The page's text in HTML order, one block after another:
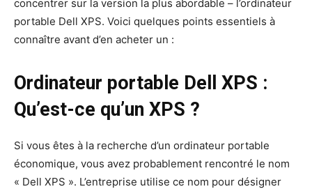
concentrer sur la version la plus abordable – l’ordinateur
portable Dell XPS. Voici quelques points essentiels à
connaître avant d’en acheter un :
Ordinateur portable Dell XPS :
Qu’est-ce qu’un XPS ?
Si vous êtes à la recherche d’un ordinateur portable
économique, vous avez probablement rencontré le nom
« Dell XPS ». L’entreprise utilise ce nom pour désigner